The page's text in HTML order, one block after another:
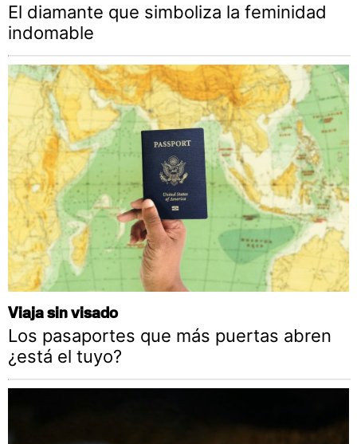
El diamante que simboliza la feminidad
indomable
Viaja sin visado
Los pasaportes que más puertas abren
¿está el tuyo?